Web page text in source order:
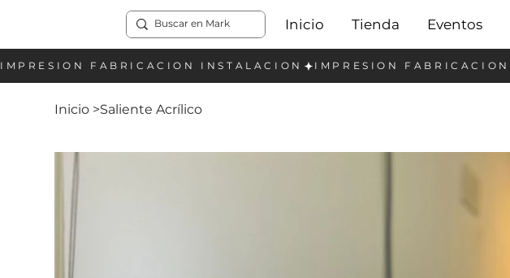
Inicio Tienda Eventos
Inicio >Saliente Acrílico